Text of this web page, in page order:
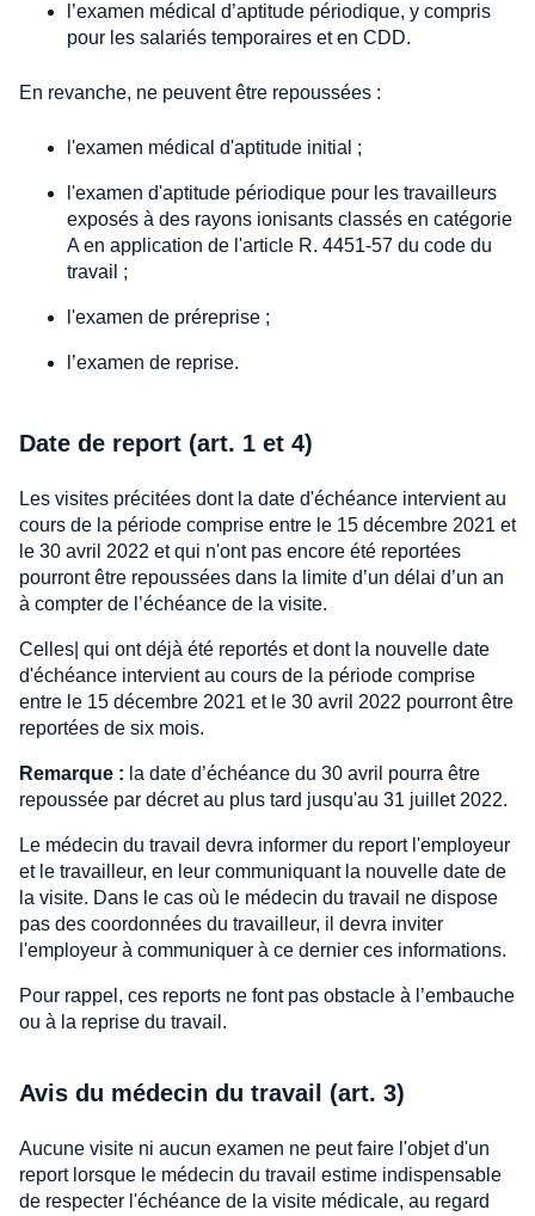
l’examen médical d’aptitude périodique, y compris
pour les salariés temporaires et en CDD.
En revanche, ne peuvent être repoussées :
l'examen médical d'aptitude initial ;
l'examen d'aptitude périodique pour les travailleurs
exposés à des rayons ionisants classés en catégorie
A en application de l'article R. 4451-57 du code du
travail ;
l'examen de préreprise ;
l’examen de reprise.
Date de report (art. 1 et 4)
Les visites précitées dont la date d'échéance intervient au
cours de la période comprise entre le 15 décembre 2021 et
le 30 avril 2022 et qui n'ont pas encore été reportées
pourront être repoussées dans la limite d’un délai d’un an
à compter de l’échéance de la visite.
Celles| qui ont déjà été reportés et dont la nouvelle date
d'échéance intervient au cours de la période comprise
entre le 15 décembre 2021 et le 30 avril 2022 pourront être
reportées de six mois.
Remarque : la date d’échéance du 30 avril pourra être
repoussée par décret au plus tard jusqu'au 31 juillet 2022.
Le médecin du travail devra informer du report l'employeur
et le travailleur, en leur communiquant la nouvelle date de
la visite. Dans le cas où le médecin du travail ne dispose
pas des coordonnées du travailleur, il devra inviter
l'employeur à communiquer à ce dernier ces informations.
Pour rappel, ces reports ne font pas obstacle à l’embauche
ou à la reprise du travail.
Avis du médecin du travail (art. 3)
Aucune visite ni aucun examen ne peut faire l'objet d'un
report lorsque le médecin du travail estime indispensable
de respecter l'échéance de la visite médicale, au regard